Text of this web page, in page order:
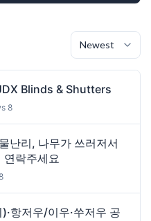
Blinds & Shutters
8
난리, 나무가 쓰러저서
연락주세요
항저우/이우·쑤저우 공